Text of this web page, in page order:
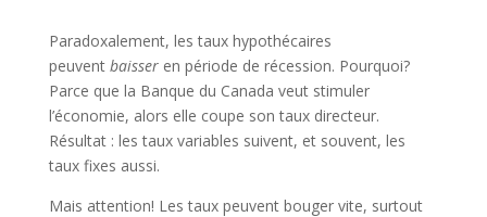
Paradoxalement, les taux hypothécaires
peuvent baisser en période de récession. Pourquoi?
Parce que la Banque du Canada veut stimuler
l’économie, alors elle coupe son taux directeur.
Résultat : les taux variables suivent, et souvent, les
taux fixes aussi.
Mais attention! Les taux peuvent bouger vite, surtout